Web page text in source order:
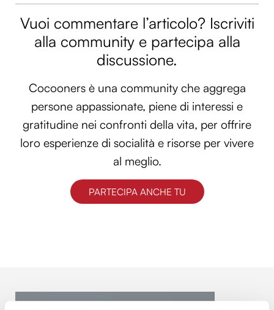
Vuoi commentare l’articolo? Iscriviti
alla community e partecipa alla
discussione.
Cocooners è una community che aggrega
persone appassionate, piene di interessi e
gratitudine nei confronti della vita, per offrire
loro esperienze di socialità e risorse per vivere
al meglio.
PARTECIPA ANCHE TU